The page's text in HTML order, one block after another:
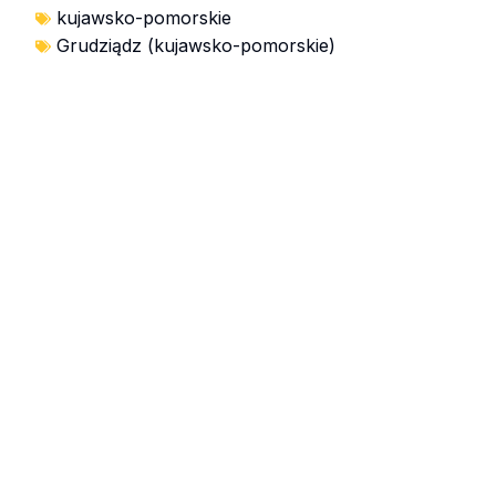
kujawsko-pomorskie
Grudziądz (kujawsko-pomorskie)